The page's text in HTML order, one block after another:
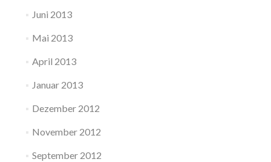
Juni 2013
Mai 2013
April 2013
Januar 2013
Dezember 2012
November 2012
September 2012